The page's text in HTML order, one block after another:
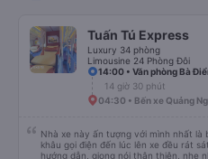
Tuấn Tú Express
Luxury 34 phòng
Limousine 24 Phòng Đôi
14:00 • Văn phòng Bà
14 giờ 30 phút
04:30 • Bến xe Quảng
Nhà xe này ấn tượng với mình nhất là
khâu gọi điện đến lúc lên xe đều rát
hướng dẫn, giọng nói thân thiện, nhẹ nhàng. Nằm trên xe cũng